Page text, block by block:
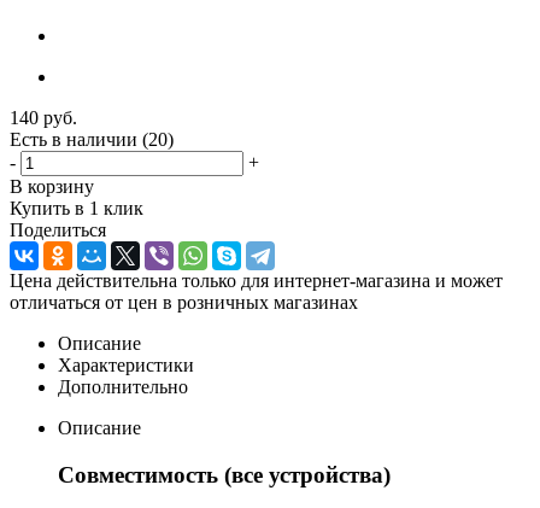
140 руб.
Есть в наличии (20)
-
+
В корзину
Купить в 1 клик
Поделиться
Цена действительна только для интернет-магазина и может
отличаться от цен в розничных магазинах
Описание
Характеристики
Дополнительно
Описание
Совместимость (все устройства)